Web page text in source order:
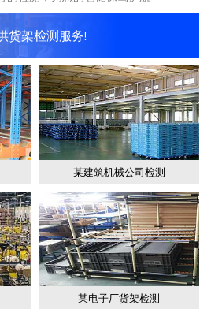
货架检测服务!
某建筑机械公司检测
某电子厂货架检测